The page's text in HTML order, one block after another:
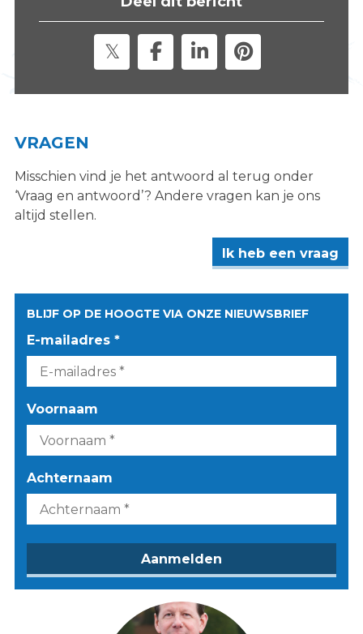
"
VRAGEN
Misschien vind je het antwoord al terug onder
‘Vraag en antwoord’? Andere vragen kan je ons
altijd stellen.
Ik heb een vraag
BLIJF OP DE HOOGTE VIA ONZE NIEUWSBRIEF
E-mailadres *
Voornaam
Achternaam